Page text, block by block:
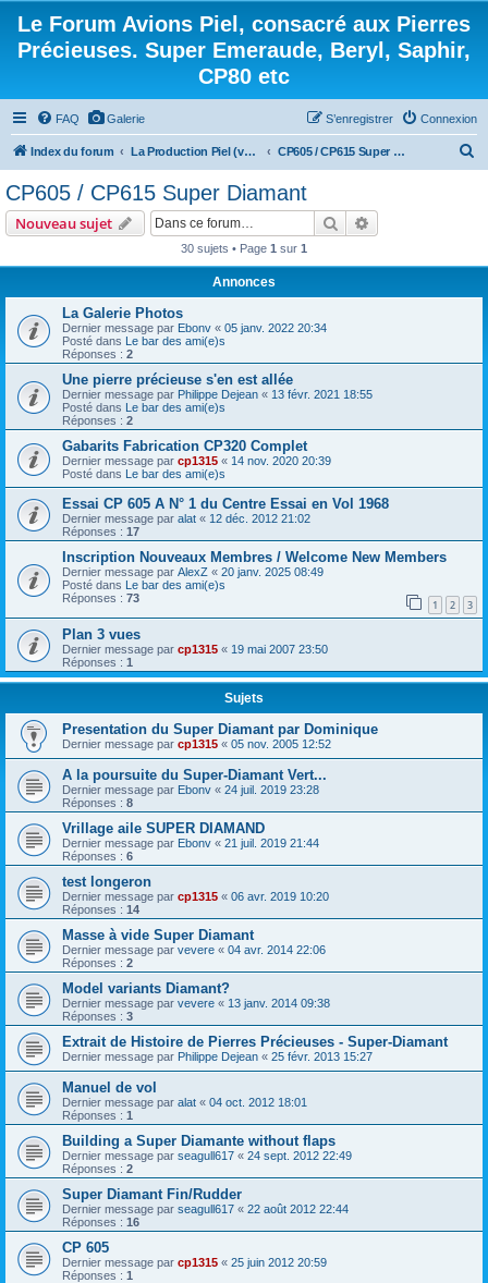
Le Forum Avions Piel, consacré aux Pierres
Précieuses. Super Emeraude, Beryl, Saphir,
CP80 etc
FAQ Galerie Connexion
S’enregistrer
Index du forum La Production Piel (vos questions, vos réponses) CP605 / CP615 Super Diamant
CP605 / CP615 Super Diamant
Nouveau sujet Rechercher
30 sujets • Page 1 sur 1
Annonces
La Galerie Photos
Dernier message par Ebonv « 05 janv. 2022 20:34
Posté dans Le bar des ami(e)s
Réponses : 2
Une pierre précieuse s'en est allée
Dernier message par Philippe Dejean « 13 févr. 2021 18:55
Posté dans Le bar des ami(e)s
Réponses : 2
Gabarits Fabrication CP320 Complet
Dernier message par cp1315 « 14 nov. 2020 20:39
Posté dans Le bar des ami(e)s
Essai CP 605 A N° 1 du Centre Essai en Vol 1968
Dernier message par alat « 12 déc. 2012 21:02
Réponses : 17
Inscription Nouveaux Membres / Welcome New Members
Dernier message par AlexZ « 20 janv. 2025 08:49
Posté dans Le bar des ami(e)s
Réponses : 73 1 2 3
Plan 3 vues
Dernier message par cp1315 « 19 mai 2007 23:50
Réponses : 1
Sujets
Presentation du Super Diamant par Dominique
Dernier message par cp1315 « 05 nov. 2005 12:52
A la poursuite du Super-Diamant Vert...
Dernier message par Ebonv « 24 juil. 2019 23:28
Réponses : 8
Vrillage aile SUPER DIAMAND
Dernier message par Ebonv « 21 juil. 2019 21:44
Réponses : 6
test longeron
Dernier message par cp1315 « 06 avr. 2019 10:20
Réponses : 14
Masse à vide Super Diamant
Dernier message par vevere « 04 avr. 2014 22:06
Réponses : 2
Model variants Diamant?
Dernier message par vevere « 13 janv. 2014 09:38
Réponses : 3
Extrait de Histoire de Pierres Précieuses - Super-Diamant
Dernier message par Philippe Dejean « 25 févr. 2013 15:27
Manuel de vol
Dernier message par alat « 04 oct. 2012 18:01
Réponses : 1
Building a Super Diamante without flaps
Dernier message par seagull617 « 24 sept. 2012 22:49
Réponses : 2
Super Diamant Fin/Rudder
Dernier message par seagull617 « 22 août 2012 22:44
Réponses : 16
CP 605
Dernier message par cp1315 « 25 juin 2012 20:59
Réponses : 1